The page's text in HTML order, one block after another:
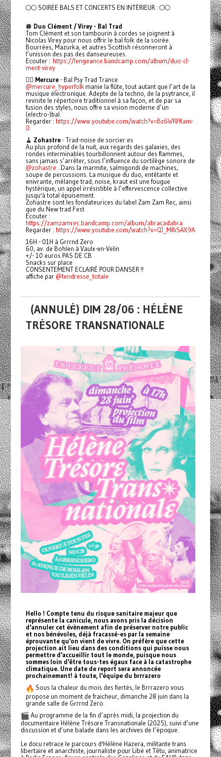
🌕🌕 SOIREE BALS ET CONCERTS EN INTÉRIEUR : 🌕🌕
🪩 Duo Clément / Virey - Bal Trad
Tom Clément et son tambourin à cordes se joignent à
Nicolas Virey pour nous offrir le bal folk de la soirée.
Bourrées, Mazurka, et autres Scottish résonneront à
l’unisson des pas des danseureuses.
Ecouter : https://lengeance.bandcamp.com/album/duo-cl-
ment-virey
🧚‍♂️ Mercure- Bal Psy Trad Trance
@mercure_hyperfolkmanie la flûte, tout autant que l’art de la
musique électronique. Adepte de la techno, de la psytrance, il
revisite le répertoire traditionnel à sa façon, et de par sa
fusion des styles, nous offre sa vision moderne d’un
(electro-)bal.
Regarder : https://www.youtube.com/watch?v=Bz6WRFKam-
0
🧹 Zohastre- Trad-noise de sorcier.es
Au plus profond de la nuit, aux regards des galaxies, des
rondes interminables tourbillonnent autour des flammes,
sans jamais s’arrêter, sous l’influence du sortilège sonore de
@zohastre . Dans la marmite, salmigondi de machines,
soupe de percussions. La musique du duo, entêtante et
enivrante, mélange trad, noise, kraut est une fougue
hystérique, un appel irrésistible à l’effervescence collective
jusqu'à total épuisement.
Zohastre sont les fondateurices du label Zam Zam Rec, ainsi
que du New trad Fest
Ecouter :
https://zamzamrec.bandcamp.com/album/abracadabra
Regarder : https://www.youtube.com/watch?v=QJ_MRiSAX9A
16H - 01H à Grrrnd Zero
60, av. de Bohlen à Vaulx-en-Velin
+/- 10 euros PAS DE CB
Snacks sur place
CONSENTEMENT ECLAIRÉ POUR DANSER !!
affiche par @tendresse_totale
(ANNULÉ) DIM 28/06 : HÉLÈNE
TRÉSORE TRANSNATIONALE
Hello ! Compte tenu du risque sanitaire majeur que
représente la canicule, nous avons pris la décision
d'annuler cet évènement afin de préserver notre public
et nos bénévoles, déjà fracassé-es par la semaine
éprouvante qu'on vient de vivre. On préfère que cette
projection ait lieu dans des conditions qui puisse nous
permettre d'accueillir tout le monde, puisque nous
sommes loin d'être tous-tes égaux face à la catastrophe
climatique. Une date de report sera annoncée
prochainement! à toute, l'équipe du brrrazero
Sous la chaleur du mois des fiertés, le Brrrazero vous
propose un moment de fraicheur, dimanche 28 juin dans la
grande salle de Grrrnd Zero.
Au programme de la fin d’après midi, la projection du
documentaire Hélène Trésore Transnationale (2025), suivi d’une
discussion et d’une balade dans les archives de l’époque.
Le docu retrace le parcours d'Hélène Hazera, militante trans
libertaire et anarchiste, journaliste pour Libé et Têtu, animatrice